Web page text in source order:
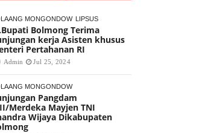
MONGONDOW LIPSUS
Bolmong Terima
kerja Asisten khusus
Pertahanan RI
Admin Jul 25, 2024
MONGONDOW
Pangdam
Merdeka Mayjen TNI
Wijaya Dikabupaten